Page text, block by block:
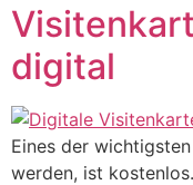
digital
Eines der
werden, ist